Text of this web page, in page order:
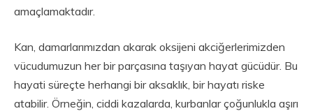
amaçlamaktadır.
Kan, damarlarımızdan akarak oksijeni akciğerlerimizden
vücudumuzun her bir parçasına taşıyan hayat gücüdür. Bu
hayati süreçte herhangi bir aksaklık, bir hayatı riske
atabilir. Örneğin, ciddi kazalarda, kurbanlar çoğunlukla aşırı